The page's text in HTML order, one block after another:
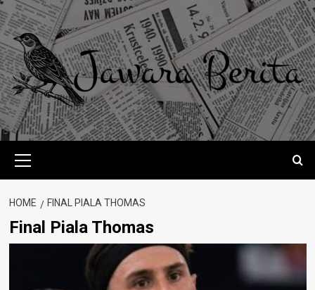
Skip
to
content
Menu
HOME FINAL PIALA THOMAS
Final Piala Thomas